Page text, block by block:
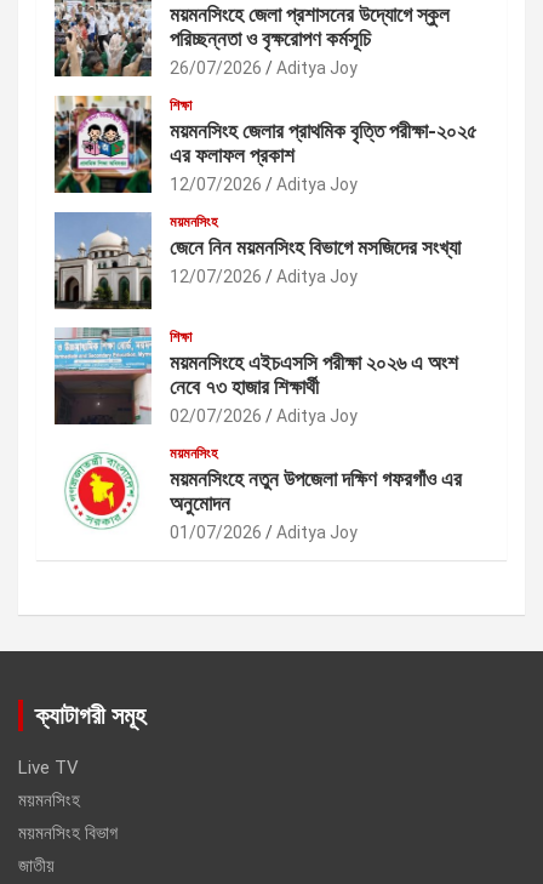
ময়মনসিংহে জেলা প্রশাসনের উদ্যোগে স্কুল
পরিচ্ছন্নতা ও বৃক্ষরোপণ কর্মসূচি
26/07/2026 Aditya Joy
শিক্ষা
ময়মনসিংহ জেলার প্রাথমিক বৃত্তি পরীক্ষা-২০২৫
এর ফলাফল প্রকাশ
12/07/2026 Aditya Joy
ময়মনসিংহ
জেনে নিন ময়মনসিংহ বিভাগে মসজিদের সংখ্যা
12/07/2026 Aditya Joy
শিক্ষা
ময়মনসিংহে এইচএসসি পরীক্ষা ২০২৬ এ অংশ
নেবে ৭৩ হাজার শিক্ষার্থী
02/07/2026 Aditya Joy
ময়মনসিংহ
ময়মনসিংহে নতুন উপজেলা দক্ষিণ গফরগাঁও এর
অনুমোদন
01/07/2026 Aditya Joy
ক্যাটাগরী সমূহ
Live TV
ময়মনসিংহ
ময়মনসিংহ বিভাগ
জাতীয়